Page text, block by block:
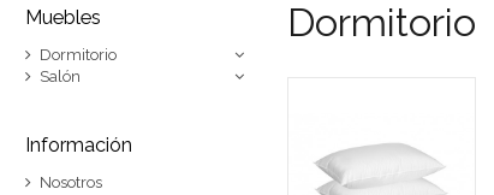
Dormitorio
Muebles
Dormitorio
Salón
Información
Nosotros